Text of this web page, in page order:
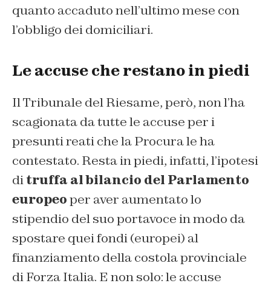
quanto accaduto nell’ultimo mese con
l’obbligo dei domiciliari.
Le accuse che restano in piedi
Il Tribunale del Riesame, però, non l’ha
scagionata da tutte le accuse per i
presunti reati che la Procura le ha
contestato. Resta in piedi, infatti, l’ipotesi
ditruffa al bilancio del Parlamento
europeoper aver aumentato lo
stipendio del suo portavoce in modo da
spostare quei fondi (europei) al
finanziamento della costola provinciale
di Forza Italia. E non solo: le accuse